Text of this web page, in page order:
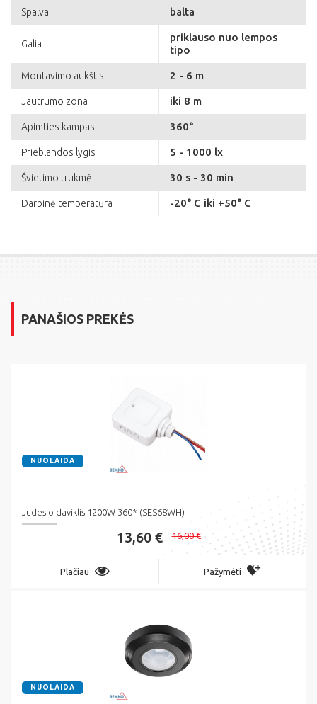
Spalva balta
Galia
priklauso nuo lempos
tipo
Montavimo aukštis 2 - 6 m
Jautrumo zona iki 8 m
Apimties kampas 360°
Prieblandos lygis 5 - 1000 lx
Švietimo trukmė 30 s - 30 min
Darbinė temperatūra -20° C iki +50° C
PANAŠIOS PREKĖS
NUOLAIDA
Judesio daviklis 1200W 360* (SES68WH)
13,60 € 16,00 €
Plačiau Pažymėti
NUOLAIDA